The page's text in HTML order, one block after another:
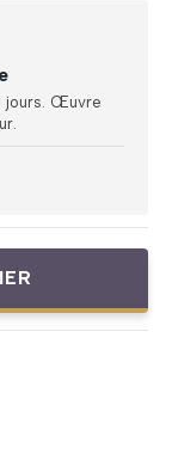
jours. Œuvre